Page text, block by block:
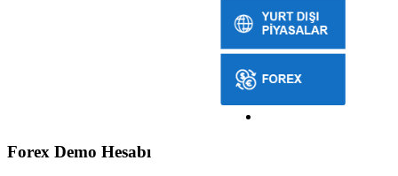
Forex Demo Hesabı